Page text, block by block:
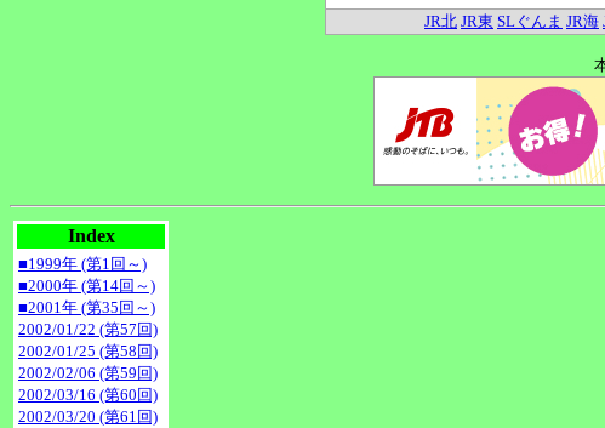
JR北 JR東 SLぐんま JR海
Index
■1999年 (第1回～)
■2000年 (第14回～)
■2001年 (第35回～)
2002/01/22 (第57回)
2002/01/25 (第58回)
2002/02/06 (第59回)
2002/03/16 (第60回)
2002/03/20 (第61回)